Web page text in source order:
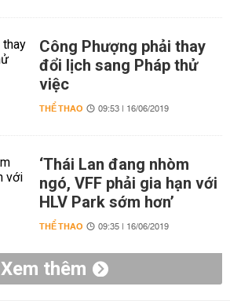
Công Phượng phải thay
đổi lịch sang Pháp thử
việc
THỂ THAO 09:53 | 16/06/2019
‘Thái Lan đang nhòm
ngó, VFF phải gia hạn với
HLV Park sớm hơn’
THỂ THAO 09:35 | 16/06/2019
Xem thêm